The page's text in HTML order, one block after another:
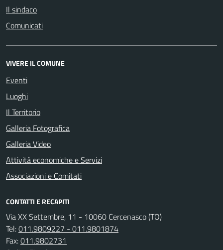
Il sindaco
Comunicati
VIVERE IL COMUNE
Eventi
Luoghi
Il Territorio
Galleria Fotografica
Galleria Video
Attività economiche e Servizi
Associazioni e Comitati
CONTATTI E RECAPITI
Via XX Settembre, 11 - 10060 Cercenasco (TO)
Tel:011.9809227 - 011.9801874
Fax:011.9802731